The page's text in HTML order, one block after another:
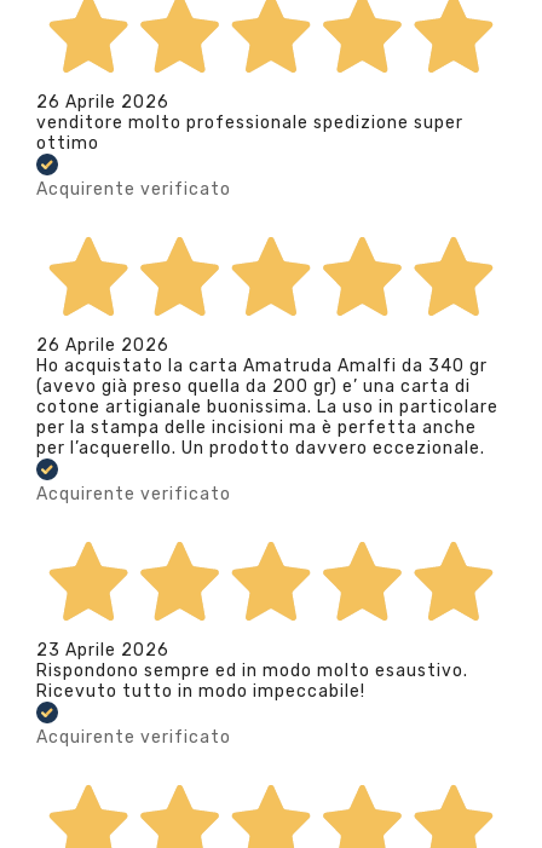
26 Aprile 2026
venditore molto professionale spedizione super
ottimo
Acquirente verificato
26 Aprile 2026
Ho acquistato la carta Amatruda Amalfi da 340 gr
(avevo già preso quella da 200 gr) e’ una carta di
cotone artigianale buonissima. La uso in particolare
per la stampa delle incisioni ma è perfetta anche
per l’acquerello. Un prodotto davvero eccezionale.
Acquirente verificato
23 Aprile 2026
Rispondono sempre ed in modo molto esaustivo.
Ricevuto tutto in modo impeccabile!
Acquirente verificato